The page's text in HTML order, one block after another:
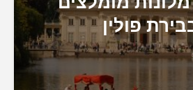
פולין